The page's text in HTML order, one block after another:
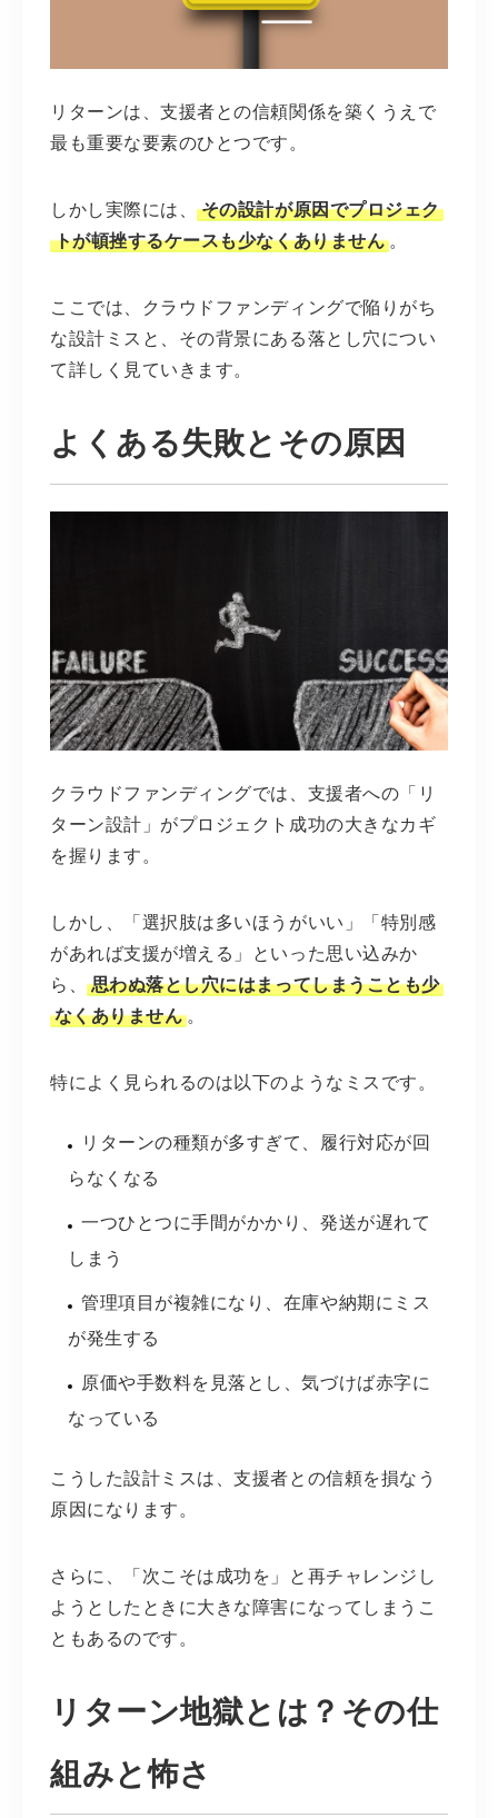
リターンは、支援者との信頼関係を築くうえで
最も重要な要素のひとつです。
しかし実際には、その設計が原因でプロジェク
トが頓挫するケースも少なくありません。
ここでは、クラウドファンディングで陥りがち
な設計ミスと、その背景にある落とし穴につい
て詳しく見ていきます。
よくある失敗とその原因
クラウドファンディングでは、支援者への「リ
ターン設計」がプロジェクト成功の大きなカギ
を握ります。
しかし、「選択肢は多いほうがいい」「特別感
があれば支援が増える」といった思い込みか
ら、思わぬ落とし穴にはまってしまうことも少
なくありません。
特によく見られるのは以下のようなミスです。
リターンの種類が多すぎて、履行対応が回
らなくなる
一つひとつに手間がかかり、発送が遅れて
しまう
管理項目が複雑になり、在庫や納期にミス
が発生する
原価や手数料を見落とし、気づけば赤字に
なっている
こうした設計ミスは、支援者との信頼を損なう
原因になります。
さらに、「次こそは成功を」と再チャレンジし
ようとしたときに大きな障害になってしまうこ
ともあるのです。
リターン地獄とは？その仕
組みと怖さ